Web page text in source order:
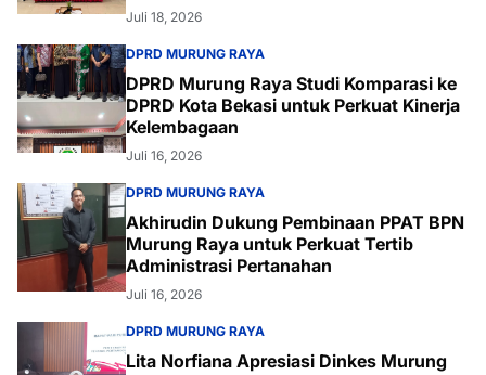
Juli 18, 2026
DPRD MURUNG RAYA
DPRD Murung Raya Studi Komparasi ke
DPRD Kota Bekasi untuk Perkuat Kinerja
Kelembagaan
Juli 16, 2026
DPRD MURUNG RAYA
Akhirudin Dukung Pembinaan PPAT BPN
Murung Raya untuk Perkuat Tertib
Administrasi Pertanahan
Juli 16, 2026
DPRD MURUNG RAYA
Lita Norfiana Apresiasi Dinkes Murung